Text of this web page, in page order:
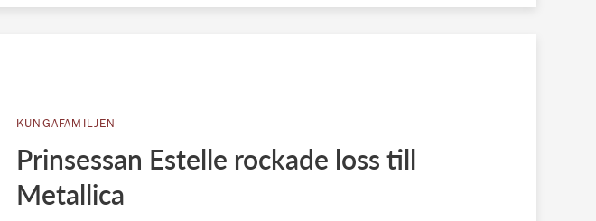
KUNGAFAMILJEN
Prinsessan Estelle rockade loss till
Metallica